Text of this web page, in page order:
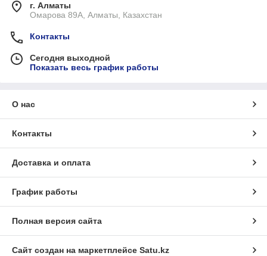
г. Алматы
Омарова 89А, Алматы, Казахстан
Контакты
Сегодня выходной
Показать весь график работы
О нас
Контакты
Доставка и оплата
График работы
Полная версия сайта
Сайт создан на маркетплейсе Satu.kz